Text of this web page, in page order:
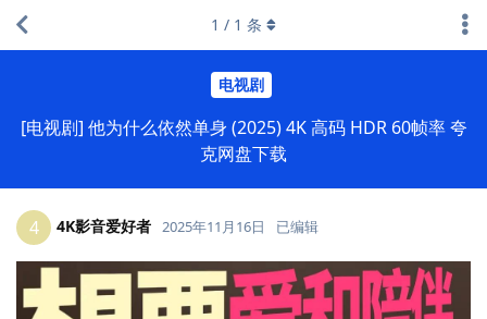
电视剧
[电视剧] 他为什么依然单身 (2025) 4K 高码 HDR 60帧率 夸
克网盘下载
1 / 1 条
4 4K影音爱好者 2025年11月16日 已编辑